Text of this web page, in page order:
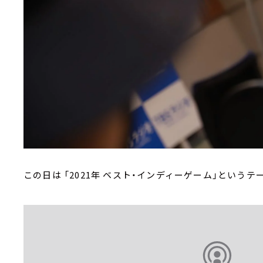
この日は 「2021年 ベスト・インディーゲーム」というテ